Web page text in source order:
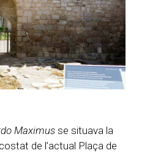
Maximus se situava la
de l’actual Plaça de